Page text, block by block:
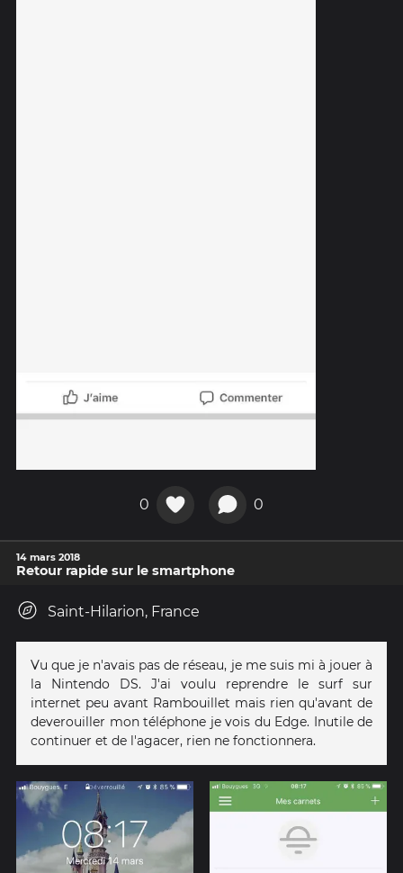
0 0
14 mars 2018
Retour rapide sur le smartphone
Saint-Hilarion, France
Vu que je n'avais pas de réseau, je me suis mi à jouer à
la Nintendo DS. J'ai voulu reprendre le surf sur
internet peu avant Rambouillet mais rien qu'avant de
deverouiller mon téléphone je vois du Edge. Inutile de
continuer et de l'agacer, rien ne fonctionnera.